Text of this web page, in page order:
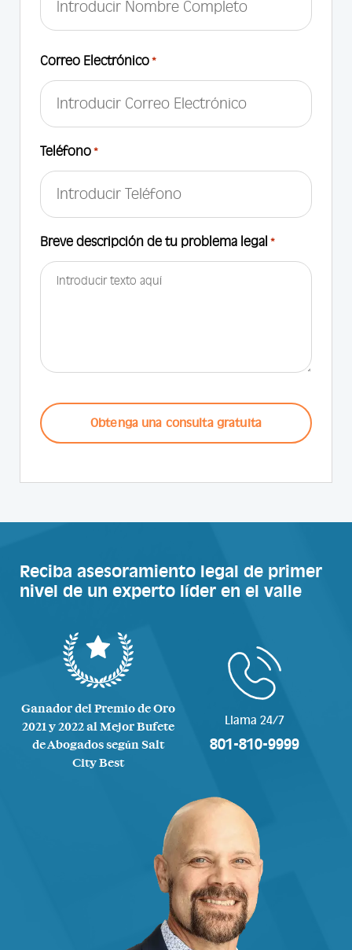
Correo Electrónico *
Teléfono *
Breve descripción de tu problema legal *
Reciba asesoramiento legal de primer
nivel de un experto líder en el valle
Ganador del Premio de Oro
2021 y 2022 al Mejor Bufete
de Abogados según Salt
City Best
Llama 24/7
801-810-9999